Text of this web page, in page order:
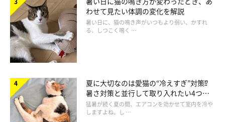
に最初に近づいて来たのが、子猫の風だったんです」
風ちゃんは猫風邪で目やにがひどくて、目も半分しか開いておら
ず、体も弱々しかったそう。そんな風ちゃんを迷わず抱き上げ、
わせて見たい体調の変化を解説
暑い日に、猫の鳴き声がいつもより弱い、かすれ
る、しつこく鳴く …
夏に大切なのは愛猫の“冷えすぎ”対策⁉
暑さ対策と並行して取り入れたい4つの
工夫
猛暑が続く夏の間、エアコンを効かせて室内を冷や
しますよね。し …